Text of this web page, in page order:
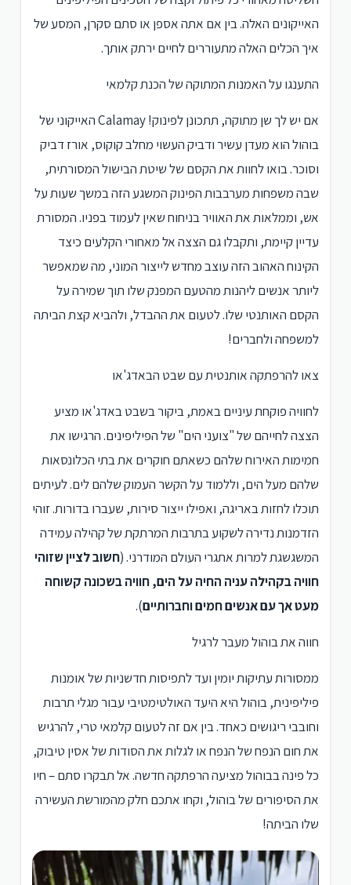
האייקונים האלה. בין אם אתה אספן או סתם סקרן, המסע של
איך הכלים האלה מתעוררים לחיים ירתק אותך.
התענגו על האמנות המתוקה של הכנת קלמאי
אם יש לך שן מתוקה, תתכונן לפינוק! Calamay האייקוני של
בוהול הוא מעדן עשיר ודביק העשוי מחלב קוקוס, אורז דביק
וסוכר. בואו לחוות את הקסם של שיטת הבישול המסורתית,
שבה משפחות מערבבות הפינוק המשגע הזה במשך שעות על
אש, וממלאות את האוויר בניחוח שאין לעמוד בפניו. המסורת
עדיין קיימת, ותקבלו גם הצצה אל מאחורי הקלעים כיצד
הקינוח האהוב הזה עוצב מחדש לייצור המוני, מה שמאפשר
ליותר אנשים ליהנות מהטעם המפנק שלו תוך שמירה על
הקסם האותנטי שלו. לטעום את ההבדל, ולהביא קצת הביתה
למשפחה ולחברים!
צאו להרפתקה אותנטית עם שבט הבאדג'או
לחוויה פוקחת עיניים באמת, ביקור בשבט באדג'או מציע
הצצה לחייהם של "צועני הים" של הפיליפינים. הרגישו את
חמימות האירוח שלהם כשאתם חוקרים את בתי הכלונסאות
שלהם מעל הים, וללמוד על הקשר העמוק שלהם לים. לעיתים
תוכלו לחזות באריגה, ואפילו ייצור סירות, שעברו בדורות. זוהי
הזדמנות נדירה לשקוע בתרבות המרתקת של קהילה עמידה
המשגשגת למרות אתגרי העולם המודרני. (חשוב לציין שזוהי
חוויה בקהילה עניה החיה על הים, חוויה בשכונה קשוחה
מעט אך עם אנשים חמים וחברותיים).
חווה את בוהול מעבר לרגיל
ממסורות עתיקות יומין ועד לתפיסות חדשניות של אומנות
פיליפינית, בוהול היא היעד האולטימטיבי עבור מגלי תרבות
וחובבי ריגושים כאחד. בין אם זה לטעום קלמאי טרי, להרגיש
את חום הנפח של הנפח או לגלות את הסודות של אסין טיבוק,
כל פינה בבוהול מציעה הרפתקה חדשה. אל תבקרו סתם – חיו
את הסיפורים של בוהול, וקחו אתכם חלק מהמורשת העשירה
שלו הביתה!